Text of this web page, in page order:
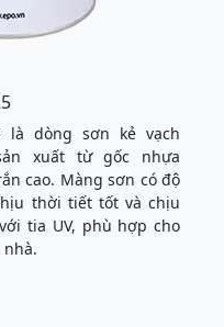
là dòng sơn kẻ vạch
xuất từ gốc nhựa
cao. Màng sơn có độ
thời tiết tốt và chịu
tia UV, phù hợp cho
nhà.